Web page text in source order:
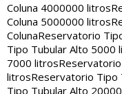
Coluna 4000000 litros
Coluna 5000000 litros
ColunaReservatorio
Tipo Tubular Alto 5000
7000 litros
litrosReservatorio Tipo
Tipo Tubular Alto